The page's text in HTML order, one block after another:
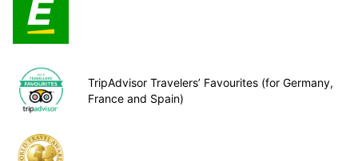
TripAdvisor Travelers’ Favourites (for Germany,
France and Spain)